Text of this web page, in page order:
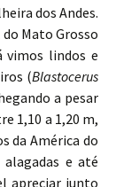
dos Andes.
Mato Grosso
vimos lindos e
(Blastocerus
a pesar
1,10 a 1,20 m,
da América do
e até
apreciar junto